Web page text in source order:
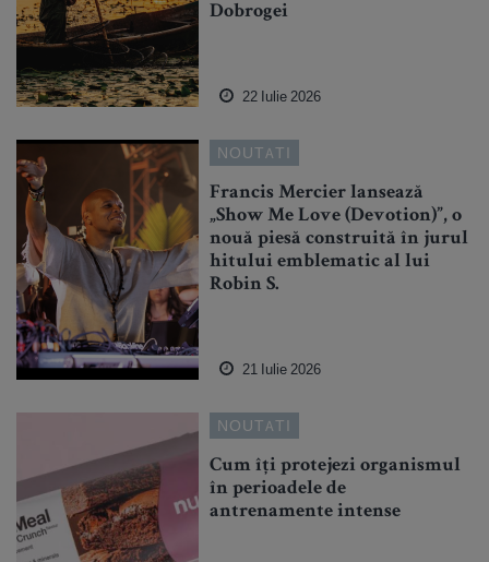
Dobrogei
22 Iulie 2026
NOUTATI
Francis Mercier lansează
„Show Me Love (Devotion)”, o
nouă piesă construită în jurul
hitului emblematic al lui
Robin S.
21 Iulie 2026
NOUTATI
Cum îți protejezi organismul
în perioadele de
antrenamente intense